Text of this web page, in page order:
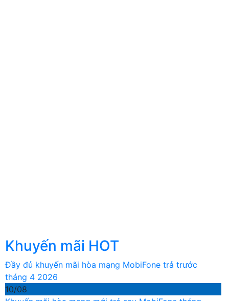
Khuyến mãi HOT
Đầy đủ khuyến mãi hòa mạng MobiFone trả trước
tháng 4 2026
10/08